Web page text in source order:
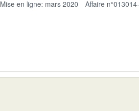
Mise en ligne: mars 2020 Affaire